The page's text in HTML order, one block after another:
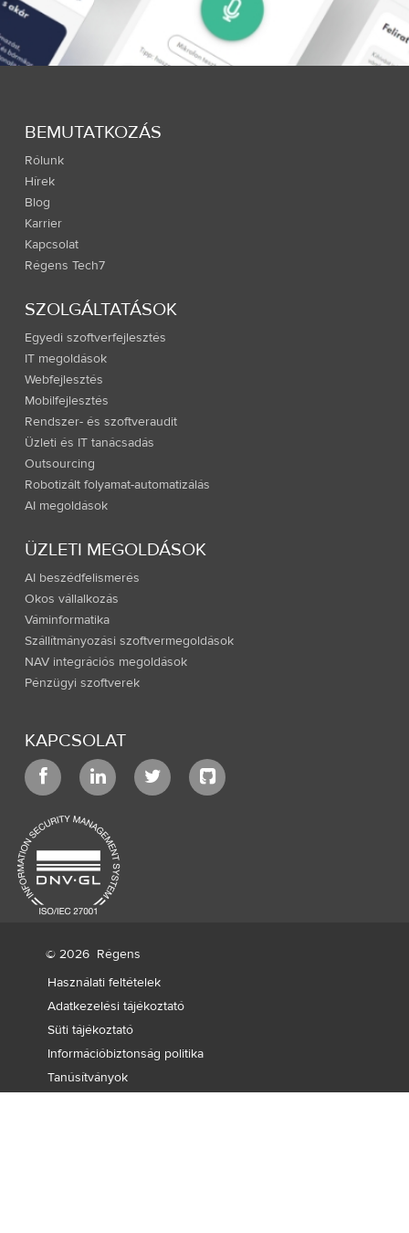
BEMUTATKOZÁS
Rólunk
Hírek
Blog
Karrier
Kapcsolat
Régens Tech7
SZOLGÁLTATÁSOK
Egyedi szoftverfejlesztés
IT megoldások
Webfejlesztés
Mobilfejlesztés
Rendszer- és szoftveraudit
Üzleti és IT tanácsadás
Outsourcing
Robotizált folyamat-automatizálás
AI megoldások
ÜZLETI MEGOLDÁSOK
AI beszédfelismerés
Okos vállalkozás
Váminformatika
Szállítmányozási szoftvermegoldások
NAV integrációs megoldások
Pénzügyi szoftverek
KAPCSOLAT
© 2026 Régens
Használati feltételek
Adatkezelési tájékoztató
Süti tájékoztató
Információbiztonság politika
Tanúsítványok